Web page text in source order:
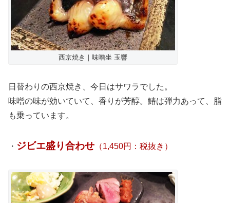
西京焼き｜味噌坐 玉響
日替わりの西京焼き、今日はサワラでした。
味噌の味が効いていて、香りが芳醇。鰆は弾力あって、脂
も乗っています。
・ ジビエ盛り合わせ （1,450円：税抜き）